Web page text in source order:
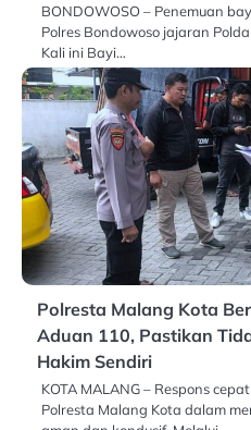
BONDOWOSO – Penemuan
Polres Bondowoso jajaran
Kali ini Bayi…
Polresta Malang Kota
Aduan 110, Pastikan
Hakim Sendiri
KOTA MALANG – Respons
Polresta Malang Kota dalam